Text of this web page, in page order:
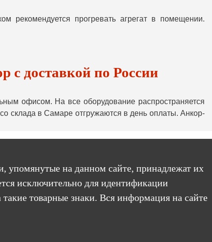
рекомендуется прогревать агрегат в помещении.
с доставкой по России
офисом. На все оборудование распространяется
склада в Самаре отгружаются в день оплаты. Анкор-
упомянутые на данном сайте, принадлежат их
исключительно для идентификации
товарные знаки. Вся информация на сайте